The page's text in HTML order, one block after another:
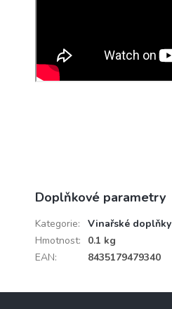
Doplňkové parametry
Kategorie:
Vinařské doplňky
Hmotnost:
0.1 kg
EAN: 8435179479340
Z